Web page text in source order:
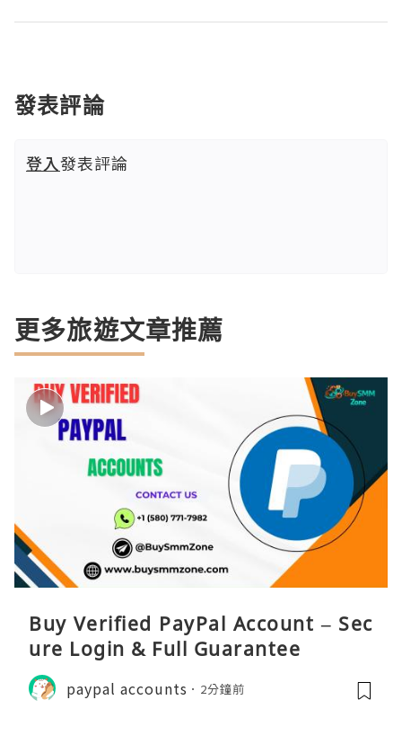
發表評論
登入發表評論
更多旅遊文章推薦
Buy Verified PayPal Account – Sec
ure Login & Full Guarantee
paypal accounts 2分鐘前